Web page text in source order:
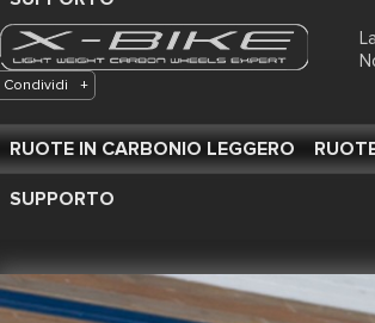
Condividi +
RUOTE IN CARBONIO LEGGERO
SUPPORTO